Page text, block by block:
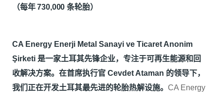
（每年 730,000 条轮胎）
CA Energy Enerji Metal Sanayi ve Ticaret Anonim
Şirketi 是一家土耳其先锋企业，专注于可再生能源和回
收解决方案。在首席执行官 Cevdet Ataman 的领导下，
我们正在开发土耳其最先进的轮胎热解设施。 CA Energy